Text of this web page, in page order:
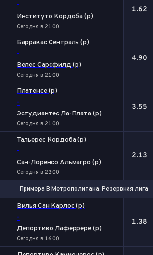
-
Институто Кордоба (р)
Сегодня в 21:00
1.62
Барракас Сентраль (р)
-
Велес Сарсфилд (р)
Сегодня в 21:00
4.90
Платенсе (р)
-
Эстудиантес Ла-Плата (р)
Сегодня в 21:00
3.55
Тальерес Кордоба (р)
-
Сан-Лоренсо Альмагро (р)
Сегодня в 23:00
2.13
Примера B Метрополитана. Резервная лига
Вилья Сан Карлос (р)
-
Депортиво Лаферрере (р)
Сегодня в 16:00
1.38